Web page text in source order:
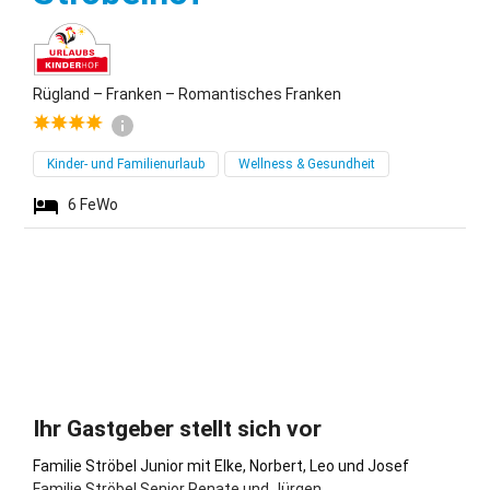
Rügland – Franken – Romantisches Franken
Kinder- und Familienurlaub Wellness & Gesundheit
6 FeWo
Ihr Gastgeber stellt sich vor
Familie Ströbel Junior mit Elke, Norbert, Leo und Josef